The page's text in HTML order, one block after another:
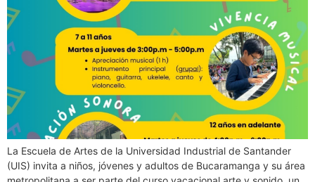
La Escuela de Artes de la Universidad Industrial de Santander
(UIS) invita a niños, jóvenes y adultos de Bucaramanga y su área